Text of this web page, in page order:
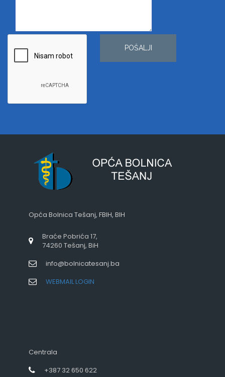
POŠALJI
Opća Bolnica Tešanj, FBIH, BIH
Braće Pobrića 17,
74260 Tešanj, BiH
info@bolnicatesanj.ba
WEBMAIL LOGIN
Centrala
+387 32 650 622